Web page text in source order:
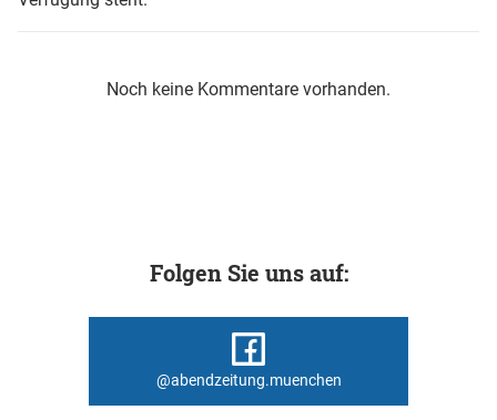
Noch keine Kommentare vorhanden.
Folgen Sie uns auf:
@abendzeitung.muenchen